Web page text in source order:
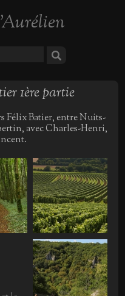
1ère partie
Félix Batier, entre Nuits-
avec Charles-Henri,